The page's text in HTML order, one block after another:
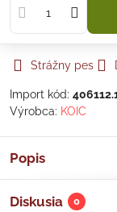
Strážny pes
Import kód:
Výrobca: KOIC
Popis
Diskusia 0